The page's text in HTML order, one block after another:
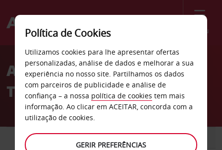
Menu
Welcome
AvisAluguer de carros Hotel
Trident em Agra
CARRO COMERCIAIS
Política de Cookies
Utilizamos cookies para lhe apresentar ofertas
personalizadas, análise de dados e melhorar a sua
experiência no nosso site. Partilhamos os dados
com parceiros de publicidade e análise de
confiança – a nossa política de cookies tem mais
informação. Ao clicar em ACEITAR, concorda com a
utilização de cookies.
GERIR PREFERÊNCIAS